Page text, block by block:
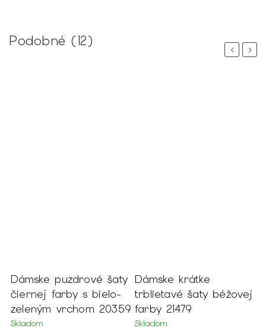
Podobné (12)
Previous
Dámske puzdrové šaty
čiernej farby s bielo-
zeleným vrchom 20359
Skladom
Dámske krátke
trblietavé šaty béžovej
farby 21479
Skladom
Next